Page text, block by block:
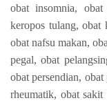
obat insomnia,
keropos tulang, obat
obat nafsu makan,
pegal, obat
obat persendian,
rheumatik, obat sakit